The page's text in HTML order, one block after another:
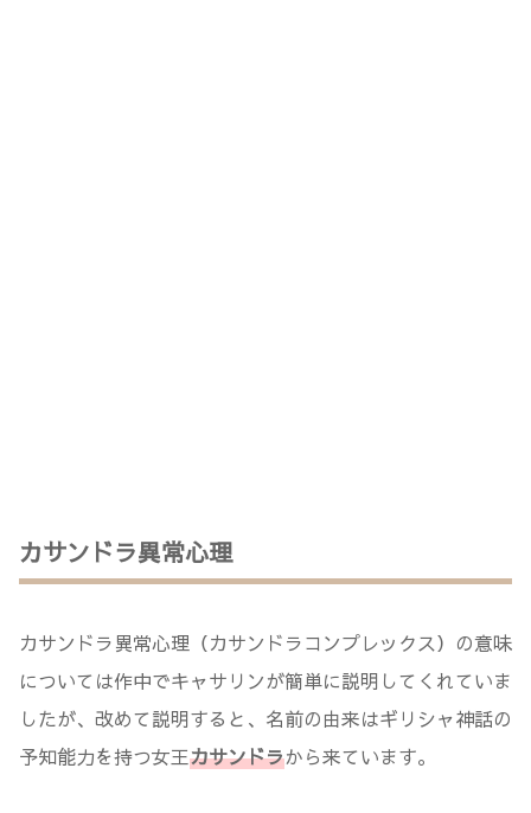
カサンドラ異常心理
カサンドラ異常心理（カサンドラコンプレックス）の意味
については作中でキャサリンが簡単に説明してくれていま
したが、改めて説明すると、名前の由来はギリシャ神話の
予知能力を持つ女王カサンドラから来ています。